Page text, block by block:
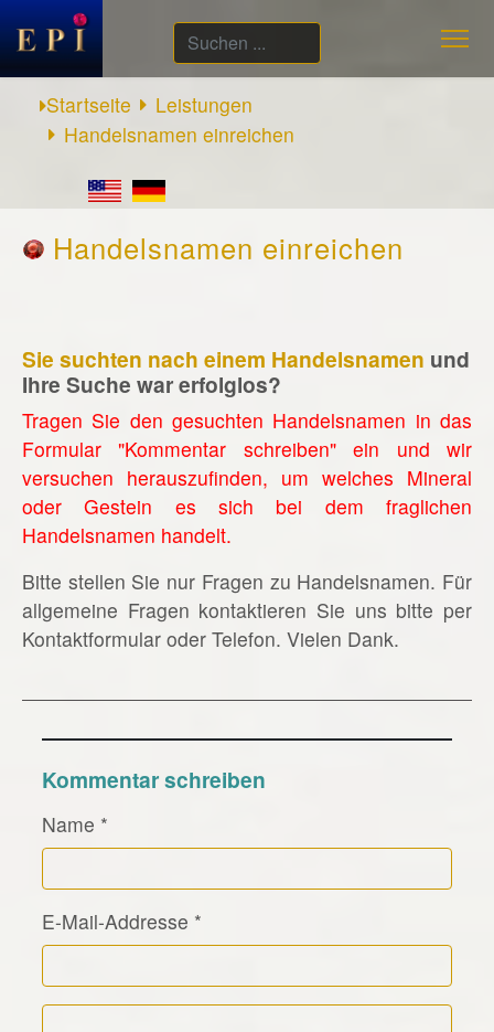
Suchen
...
Startseite
Leistungen
Handelsnamen einreichen
Handelsnamen einreichen
Sie suchten nach einem Handelsnamen und
Ihre Suche war erfolglos?
Tragen Sie den gesuchten Handelsnamen in das
Formular "Kommentar schreiben" ein und wir
versuchen herauszufinden, um welches Mineral
oder Gestein es sich bei dem fraglichen
Handelsnamen handelt.
Bitte stellen Sie nur Fragen zu Handelsnamen. Für
allgemeine Fragen kontaktieren Sie uns bitte per
Kontaktformular oder Telefon. Vielen Dank.
Kommentar schreiben
Name *
E-Mail-Addresse *
Kommentar Text